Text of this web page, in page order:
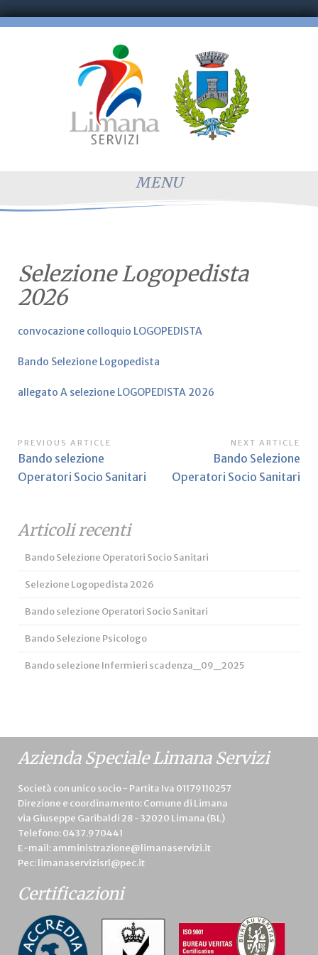
MENU
Selezione Logopedista
2026
convocazione colloquio LOGOPEDISTA
Bando Selezione Logopedista
allegato A selezione LOGOPEDISTA 2026
Navigazione
articoli
PREVIOUS ARTICLE
Previous
Article:
Bando selezione
Operatori Socio Sanitari
NEXT ARTICLE
Next
Article:
Bando Selezione
Operatori Socio Sanitari
Articoli recenti
Bando Selezione Operatori Socio Sanitari
Selezione Logopedista 2026
Bando selezione Operatori Socio Sanitari
Bando Selezione Psicologo
Bando selezione Infermieri scadenza_09_2025
Azienda Speciale Limana Servizi
Società con unico socio - Partita Iva 01179110257
Direzione e coordinamento: Comune di Limana
via Giuseppe Garibaldi 28 - 32020 Limana (BL)
Telefono:0437.970441
E-mail:amministrazione@limanaservizi.it
Pec:limanaservizisrl@pec.it
Certificazioni